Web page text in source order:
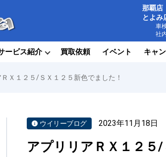
那覇
とよ
車検・
社内研
ービス紹介 買取依頼 イベント キャ
Ｘ１２５/ＳＸ１２５新色でました！
ウイリーブログ 2023年11月18日
アプリリアＲＸ１２５/